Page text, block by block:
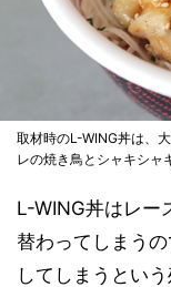
取材時のL-WING丼は、
レの焼き鳥とシャキシャ
L-WING丼はレー
替わってしまう
してしまうとい